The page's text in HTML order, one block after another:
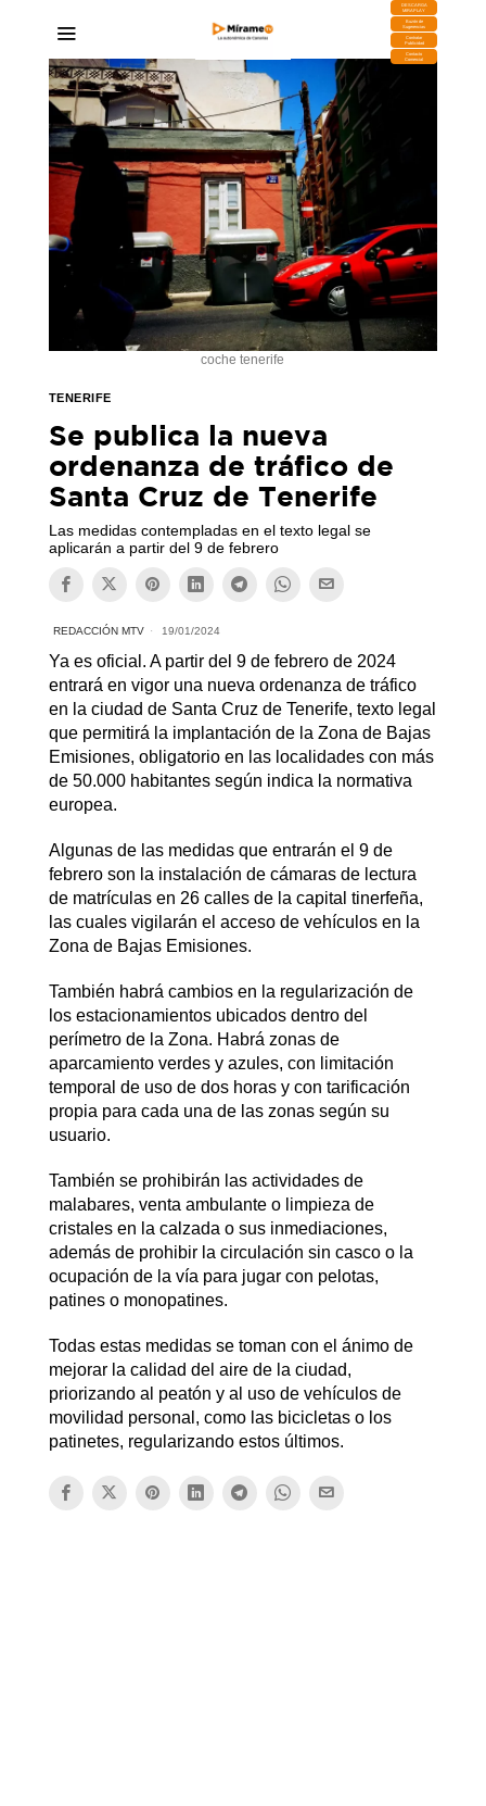
DESCARGA
MIRAPLAY
Buzón de
Sugerencias
Contratar
Publicidad
Contacto
Comercial
coche tenerife
TENERIFE
Se publica la nueva
ordenanza de tráfico de
Santa Cruz de Tenerife
Las medidas contempladas en el texto legal se
aplicarán a partir del 9 de febrero
REDACCIÓN MTV 19/01/2024
Ya es oficial. A partir del 9 de febrero de 2024
entrará en vigor una nueva ordenanza de tráfico
en la ciudad de Santa Cruz de Tenerife, texto legal
que permitirá la implantación de la Zona de Bajas
Emisiones, obligatorio en las localidades con más
de 50.000 habitantes según indica la normativa
europea.
Algunas de las medidas que entrarán el 9 de
febrero son la instalación de cámaras de lectura
de matrículas en 26 calles de la capital tinerfeña,
las cuales vigilarán el acceso de vehículos en la
Zona de Bajas Emisiones.
También habrá cambios en la regularización de
los estacionamientos ubicados dentro del
perímetro de la Zona. Habrá zonas de
aparcamiento verdes y azules, con limitación
temporal de uso de dos horas y con tarificación
propia para cada una de las zonas según su
usuario.
También se prohibirán las actividades de
malabares, venta ambulante o limpieza de
cristales en la calzada o sus inmediaciones,
además de prohibir la circulación sin casco o la
ocupación de la vía para jugar con pelotas,
patines o monopatines.
Todas estas medidas se toman con el ánimo de
mejorar la calidad del aire de la ciudad,
priorizando al peatón y al uso de vehículos de
movilidad personal, como las bicicletas o los
patinetes, regularizando estos últimos.